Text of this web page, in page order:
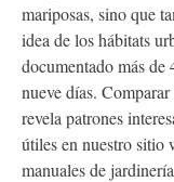
mariposas, sino que
idea de los hábitats
documentado más de
nueve días.
revela patrones
útiles en nuestro sitio
manuales de